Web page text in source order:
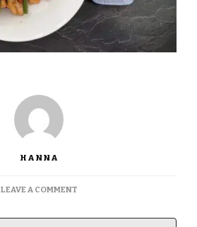
HANNA
LEAVE A COMMENTON
SPROUTS